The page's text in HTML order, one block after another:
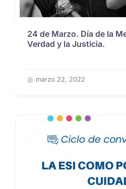
24 de Marzo. Día de la
Verdad y la Justicia.
marzo 22, 2022